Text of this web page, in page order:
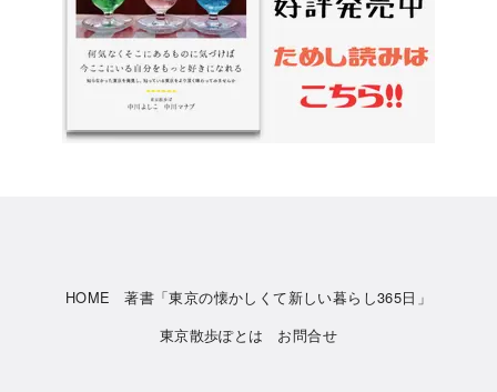
HOME
著書「東京の懐かしくて新しい暮らし365日」
東京散歩ぽとは
お問合せ